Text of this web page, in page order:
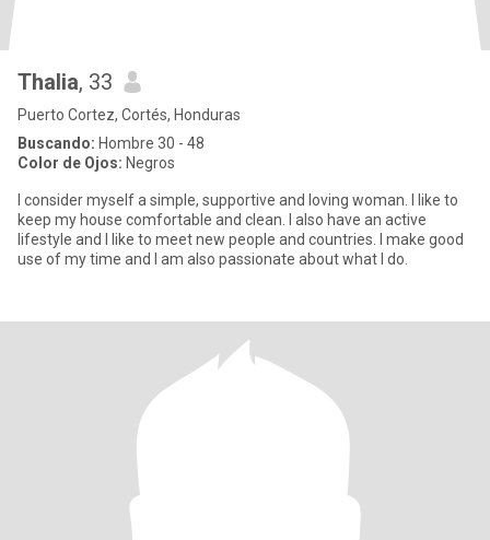
Thalia, 33
Puerto Cortez, Cortés, Honduras
Buscando: Hombre 30 - 48
Color de Ojos: Negros
I consider myself a simple, supportive and loving woman. I like to
keep my house comfortable and clean. I also have an active
lifestyle and I like to meet new people and countries. I make good
use of my time and I am also passionate about what I do.